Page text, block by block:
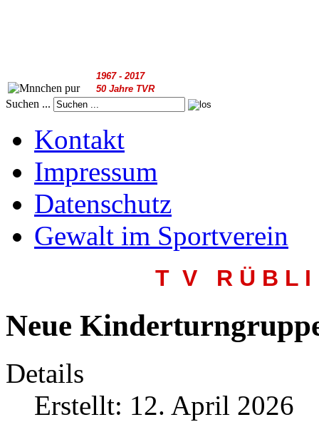
1967 - 2017
50 Jahre TVR
Suchen ...
Kontakt
Impressum
Datenschutz
Gewalt im Sportverein
T V R Ü B L
Neue
Details
Erstellt: 12. April 2026